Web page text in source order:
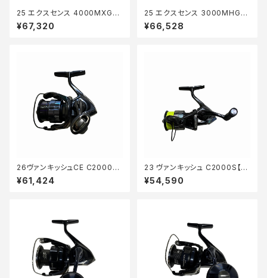
25 エクスセンス 4000MXG
【中古品】
¥67,320
25 エクスセンス 3000MHG
【中古品】
¥66,528
26ヴァンキッシュCE C2000S
【中古品】
¥61,424
23 ヴァンキッシュ C2000S【中
古品】
¥54,590